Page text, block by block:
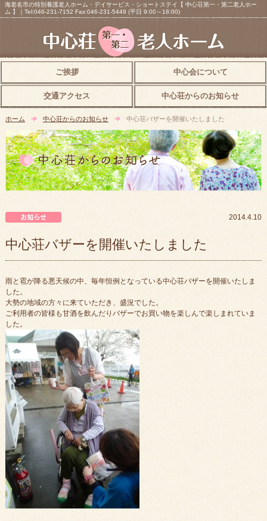
海老名市の特別養護老人ホーム・デイサービス・ショートステイ【 中心荘第一・第二老人ホー
ム 】｜Tel:046-231-7152 Fax:046-231-5449 (平日 9:00～18:00)
ご挨拶 中心会について
交通アクセス 中心荘からのお知らせ
ホーム 中心荘からのお知らせ 中心荘バザーを開催いたしました
2014.4.10
中心荘バザーを開催いたしました
雨と雹が降る悪天候の中、毎年恒例となっている中心荘バザーを開催いたしま
した。
大勢の地域の方々に来ていただき、盛況でした。
ご利用者の皆様も甘酒を飲んだりバザーでお買い物を楽しんで楽しまれていま
した。